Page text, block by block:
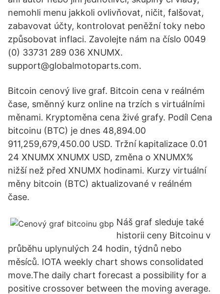
nemohli menu jakkoli ovlivňovat, ničit, falšovat,
zabavovat účty, kontrolovat peněžní toky nebo
způsobovat inflaci. Zavolejte nám na číslo 0049
(0) 33731 289 036 XNUMX.
support@globalmotoparts.com.
Bitcoin cenový live graf. Bitcoin cena v reálném
čase, směnný kurz online na trzích s virtuálními
měnami. Kryptoměna cena živé grafy. Podíl Cena
bitcoinu (BTC) je dnes 48,894.00
911,259,679,450.00 USD. Tržní kapitalizace 0.01
24 XNUMX XNUMX USD, změna o XNUMX%
nižší než před XNUMX hodinami. Kurzy virtuální
měny bitcoin (BTC) aktualizované v reálném
čase.
Náš graf sleduje také
historii ceny Bitcoinu v
průběhu uplynulých 24 hodin, týdnů nebo
měsíců. IOTA weekly chart shows consolidated
move.The daily chart forecast a possibility for a
positive crossover between the moving average.